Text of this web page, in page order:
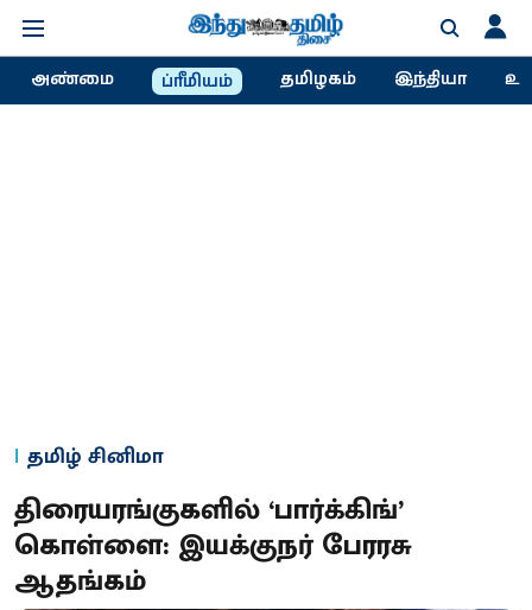
அண்மை ப்ரீமியம் தமிழகம் இந்தியா
தமிழ் சினிமா
திரையரங்குகளில் ‘பார்க்கிங்’
கொள்ளை: இயக்குநர் பேரரசு
ஆதங்கம்